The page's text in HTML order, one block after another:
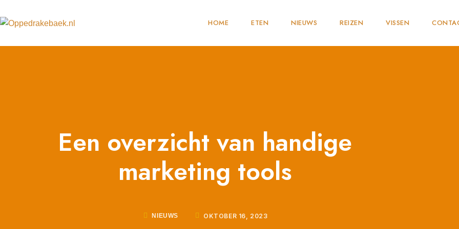
HOME ETEN NIEUWS REIZEN VISSEN
Een overzicht van handige
marketing tools
NIEUWS OKTOBER 16, 2023